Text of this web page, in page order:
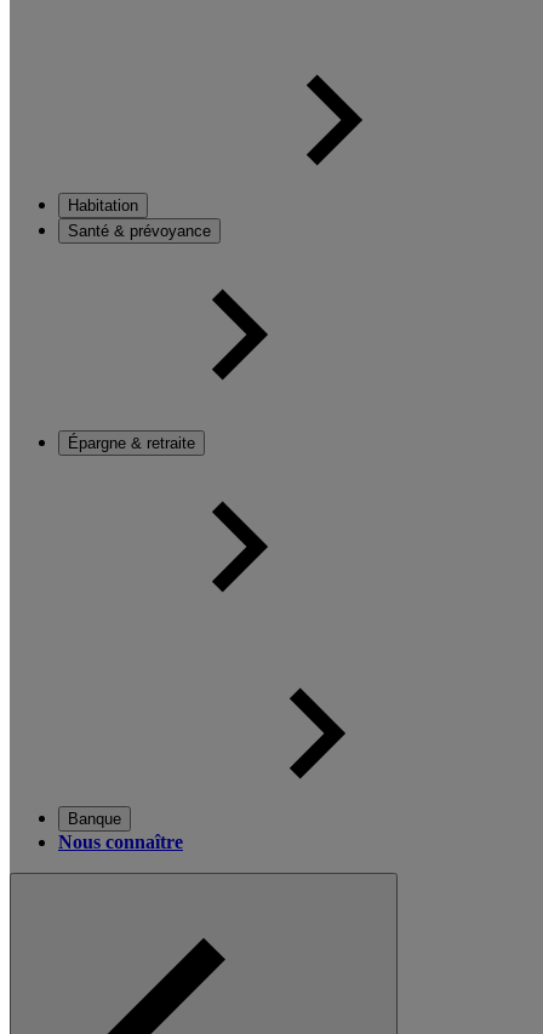
Habitation
Santé & prévoyance
Épargne & retraite
Banque
Nous connaître